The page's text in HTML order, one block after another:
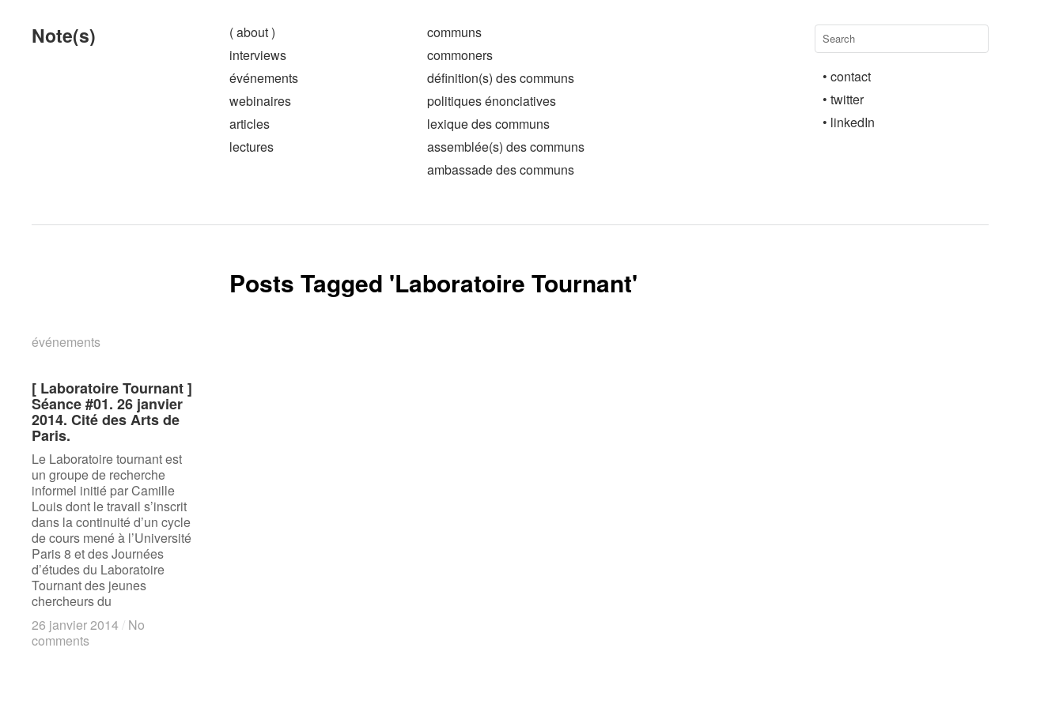
Note(s)
( about )
interviews
événements
webinaires
articles
lectures
communs
commoners
définition(s) des communs
politiques énonciatives
lexique des communs
assemblée(s) des communs
ambassade des communs
• contact
• twitter
• linkedIn
Posts Tagged 'Laboratoire Tournant'
événements
[ Laboratoire Tournant ]
Séance #01. 26 janvier
2014. Cité des Arts de
Paris.
Le Laboratoire tournant est
un groupe de recherche
informel initié par Camille
Louis dont le travail s’inscrit
dans la continuité d’un cycle
de cours mené à l’Université
Paris 8 et des Journées
d’études du Laboratoire
Tournant des jeunes
chercheurs du
26 janvier 2014/ No
comments
événements
[ Laboratoire Tournant ]
Séance #01. 26 janvier
2014. Cité des Arts de
Paris.
26 janvier 2014/ No
comments